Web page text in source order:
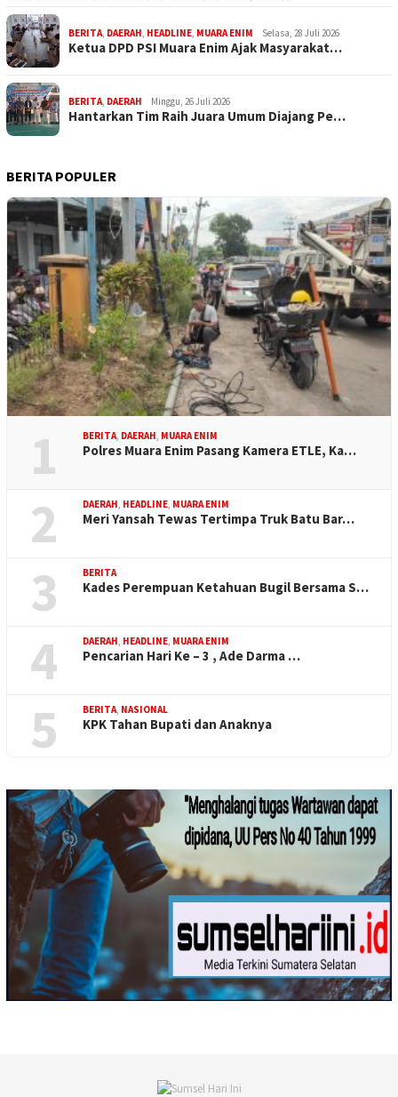
BERITA, DAERAH, HEADLINE, MUARA ENIM Selasa, 28 Juli 2026
Ketua DPD PSI Muara Enim Ajak Masyarakat…
BERITA, DAERAH Minggu, 26 Juli 2026
Hantarkan Tim Raih Juara Umum Diajang Pe…
BERITA POPULER
1 BERITA, DAERAH, MUARA ENIM
Polres Muara Enim Pasang Kamera ETLE, Ka…
2 DAERAH, HEADLINE, MUARA ENIM
Meri Yansah Tewas Tertimpa Truk Batu Bar…
3 BERITA
Kades Perempuan Ketahuan Bugil Bersama S…
4 DAERAH, HEADLINE, MUARA ENIM
Pencarian Hari Ke – 3 , Ade Darma …
5 BERITA, NASIONAL
KPK Tahan Bupati dan Anaknya